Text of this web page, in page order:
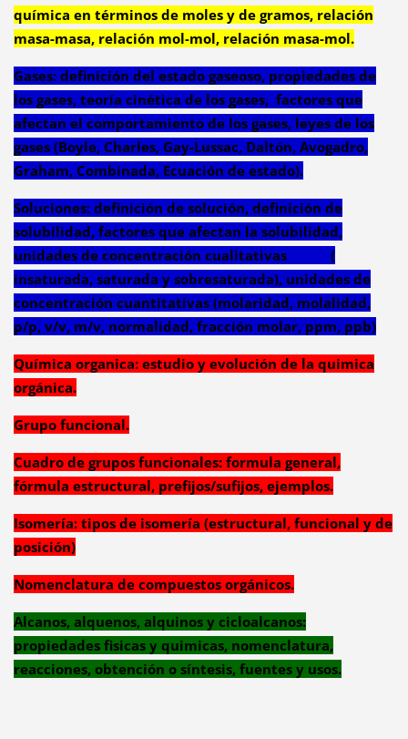
química en términos de moles y de gramos, relación
masa-masa, relación mol-mol, relación masa-mol.
Gases: definición del estado gaseoso, propiedades de
los gases, teoría cinética de los gases, factores que
afectan el comportamiento de los gases, leyes de los
gases (Boyle, Charles, Gay-Lussac, Daltón, Avogadro,
Graham, Combinada, Ecuación de estado).
Soluciones: definición de solución, definición de
solubilidad, factores que afectan la solubilidad,
unidades de concentración cualitativas (
insaturada, saturada y sobresaturada), unidades de
concentración cuantitativas (molaridad, molalidad,
p/p, v/v, m/v, normalidad, fracción molar, ppm, ppb)
Química organica: estudio y evolución de la quimica
orgánica.
Grupo funcional.
Cuadro de grupos funcionales: formula general,
fórmula estructural, prefijos/sufijos, ejemplos.
Isomería: tipos de isomería (estructural, funcional y de
posición)
Nomenclatura de compuestos orgánicos.
Alcanos, alquenos, alquinos y cicloalcanos:
propiedades fisicas y quimicas, nomenclatura,
reacciones, obtención o síntesis, fuentes y usos.